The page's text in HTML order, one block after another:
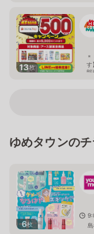
13枚
す
部
ゆめタウンの
6枚